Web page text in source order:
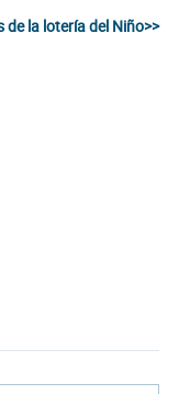
de la lotería del Niño>>